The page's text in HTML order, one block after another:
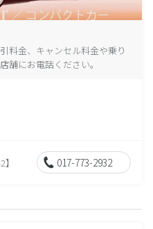
料金、キャンセル料金や乗り
舗にお電話ください。
017-773-2932